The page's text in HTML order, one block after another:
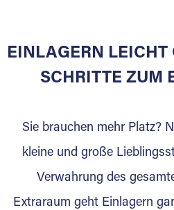
Sie bieten Kunden
für die Einlagerung von
Lagerkunden und
Ihre Vorteile als
Marktgerechte Preise
Digitale
EINLAGERN LEICHT
SCHRITTE ZUM
Sie brauchen mehr Platz?
kleine und große
Verwahrung des
Extraraum geht Einlagern